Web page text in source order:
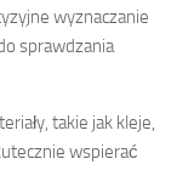
wyznaczanie
sprawdzania
takie jak kleje,
wspierać